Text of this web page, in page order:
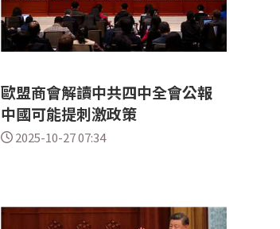
歐盟商會解讀中共四中全會公報
中國可能提刺激政策
2025-10-27 07:34